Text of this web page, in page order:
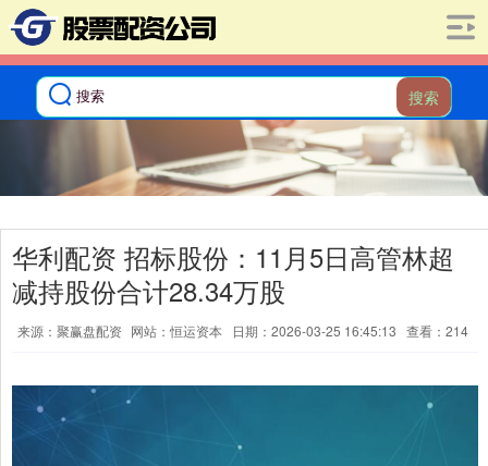
搜索
华利配资 招标股份：11月5日高管林超
减持股份合计28.34万股
来源：聚赢盘配资 网站：恒运资本 日期：2026-03-25 16:45:13 查看：214